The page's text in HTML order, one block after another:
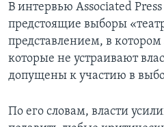
В интервью Associated
предстоящие выборы
представлением, в
которые не устраивают
допущены к участию в
По его словам, власти